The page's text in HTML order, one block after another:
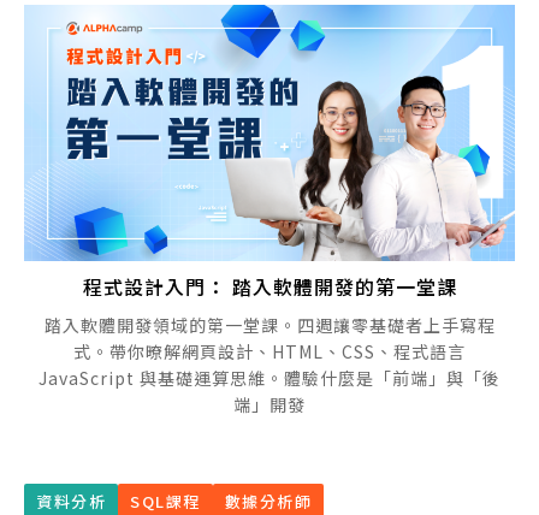
程式設計入門： 踏入軟體開發的第一堂課
踏入軟體開發領域的第一堂課。四週讓零基礎者上手寫程
式。帶你暸解網頁設計、HTML、CSS、程式語言
JavaScript 與基礎運算思維。體驗什麼是「前端」與「後
端」開發
資料分析 SQL課程 數據分析師